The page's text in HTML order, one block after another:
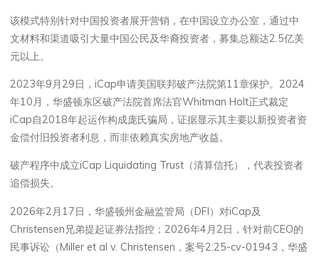
该模式特别针对中国投资者展开营销，在中国设立办公室，通过中
文材料和渠道吸引大量中国公民及华裔投资者，募集总额达2.5亿美
元以上。
2023年9月29日，iCap申请美国联邦破产法院第11章保护。2024
年10月，华盛顿东区破产法院首席法官Whitman Holt正式裁定
iCap自2018年起运作构成庞氏骗局，证据显示其主要以新投资者资
金偿付旧投资者利息，而非依赖真实房地产收益。
破产程序中成立iCap Liquidating Trust（清算信托），代表投资者
追偿损失。
2026年2月17日，华盛顿州金融监管局（DFI）对iCap及
Christensen兄弟提起证券法指控；2026年4月2日，针对前CEO的
民事诉讼（Miller et al v. Christensen，案号2:25-cv-01943，华盛